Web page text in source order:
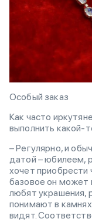
Особый заказ
Как часто
выполнить какой-
– Регулярно, и
датой – юбилеем,
хочет
базовое он может
любят украшения,
понимают в
видят.